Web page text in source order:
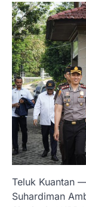
Teluk Kuantan
Suhardiman